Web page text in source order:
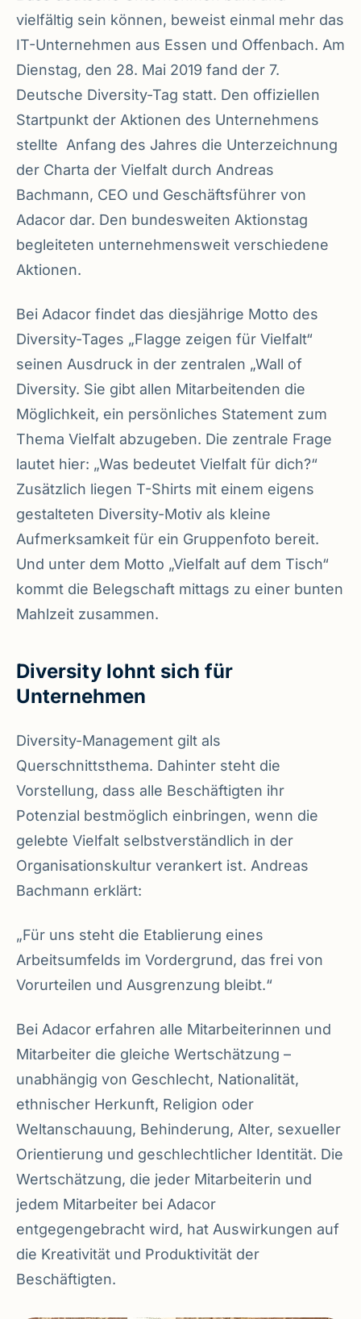
vielfältig sein können, beweist einmal mehr das
IT-Unternehmen aus Essen und Offenbach. Am
Dienstag, den 28. Mai 2019 fand der 7.
Deutsche Diversity-Tag statt. Den offiziellen
Startpunkt der Aktionen des Unternehmens
stellte Anfang des Jahres die Unterzeichnung
der Charta der Vielfalt durch Andreas
Bachmann, CEO und Geschäftsführer von
Adacor dar. Den bundesweiten Aktionstag
begleiteten unternehmensweit verschiedene
Aktionen.
Bei Adacor findet das diesjährige Motto des
Diversity-Tages „Flagge zeigen für Vielfalt“
seinen Ausdruck in der zentralen „Wall of
Diversity. Sie gibt allen Mitarbeitenden die
Möglichkeit, ein persönliches Statement zum
Thema Vielfalt abzugeben. Die zentrale Frage
lautet hier: „Was bedeutet Vielfalt für dich?“
Zusätzlich liegen T-Shirts mit einem eigens
gestalteten Diversity-Motiv als kleine
Aufmerksamkeit für ein Gruppenfoto bereit.
Und unter dem Motto „Vielfalt auf dem Tisch“
kommt die Belegschaft mittags zu einer bunten
Mahlzeit zusammen.
Diversity lohnt sich für
Unternehmen
Diversity-Management gilt als
Querschnittsthema. Dahinter steht die
Vorstellung, dass alle Beschäftigten ihr
Potenzial bestmöglich einbringen, wenn die
gelebte Vielfalt selbstverständlich in der
Organisationskultur verankert ist. Andreas
Bachmann erklärt:
„Für uns steht die Etablierung eines
Arbeitsumfelds im Vordergrund, das frei von
Vorurteilen und Ausgrenzung bleibt.“
Bei Adacor erfahren alle Mitarbeiterinnen und
Mitarbeiter die gleiche Wertschätzung –
unabhängig von Geschlecht, Nationalität,
ethnischer Herkunft, Religion oder
Weltanschauung, Behinderung, Alter, sexueller
Orientierung und geschlechtlicher Identität. Die
Wertschätzung, die jeder Mitarbeiterin und
jedem Mitarbeiter bei Adacor
entgegengebracht wird, hat Auswirkungen auf
die Kreativität und Produktivität der
Beschäftigten.